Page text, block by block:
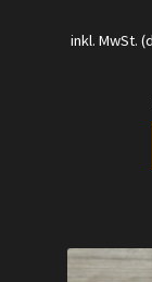
Versand +
inkl. MwSt.